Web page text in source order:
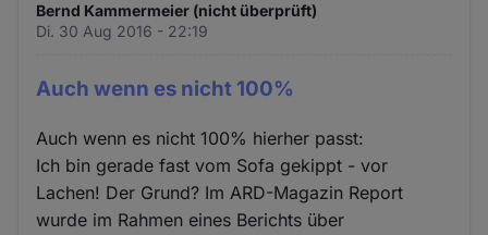
Bernd Kammermeier (nicht überprüft)
Di. 30 Aug 2016 - 22:19
Auch wenn es nicht 100%
Auch wenn es nicht 100% hierher passt:
Ich bin gerade fast vom Sofa gekippt - vor
Lachen! Der Grund? Im ARD-Magazin Report
wurde im Rahmen eines Berichts über